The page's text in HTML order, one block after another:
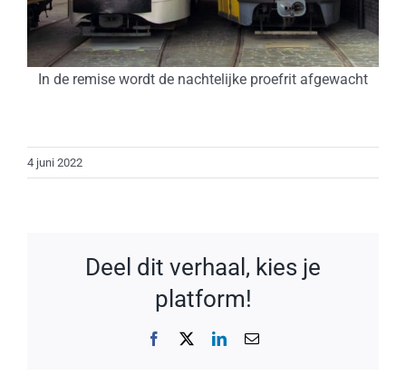
In de remise wordt de nachtelijke proefrit afgewacht
4 juni 2022
Deel dit verhaal, kies je
platform!
Facebook LinkedIn
E-